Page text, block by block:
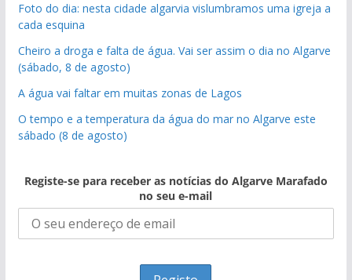
Foto do dia: nesta cidade algarvia vislumbramos uma igreja a
cada esquina
Cheiro a droga e falta de água. Vai ser assim o dia no Algarve
(sábado, 8 de agosto)
A água vai faltar em muitas zonas de Lagos
O tempo e a temperatura da água do mar no Algarve este
sábado (8 de agosto)
Registe-se para receber as notícias do Algarve Marafado
no seu e-mail